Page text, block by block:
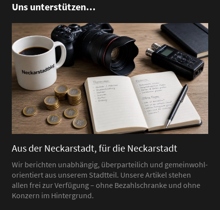
Uns unterstützen…
Aus der Neckarstadt, für die Neckarstadt
Wir berichten unabhängig, überparteilich und gemeinwohl-
orientiert aus unserem Stadtteil. Unsere Artikel stehen
allen frei zur Verfügung – ohne Bezahlschranke und ohne
Konzern im Hintergrund.